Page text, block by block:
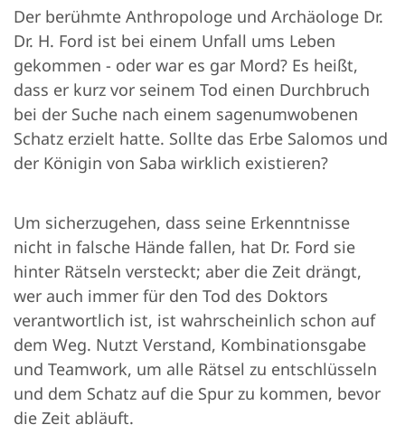
Der berühmte Anthropologe und Archäologe Dr.
Dr. H. Ford ist bei einem Unfall ums Leben
gekommen - oder war es gar Mord? Es heißt,
dass er kurz vor seinem Tod einen Durchbruch
bei der Suche nach einem sagenumwobenen
Schatz erzielt hatte. Sollte das Erbe Salomos und
der Königin von Saba wirklich existieren?
Um sicherzugehen, dass seine Erkenntnisse
nicht in falsche Hände fallen, hat Dr. Ford sie
hinter Rätseln versteckt; aber die Zeit drängt,
wer auch immer für den Tod des Doktors
verantwortlich ist, ist wahrscheinlich schon auf
dem Weg. Nutzt Verstand, Kombinationsgabe
und Teamwork, um alle Rätsel zu entschlüsseln
und dem Schatz auf die Spur zu kommen, bevor
die Zeit abläuft.